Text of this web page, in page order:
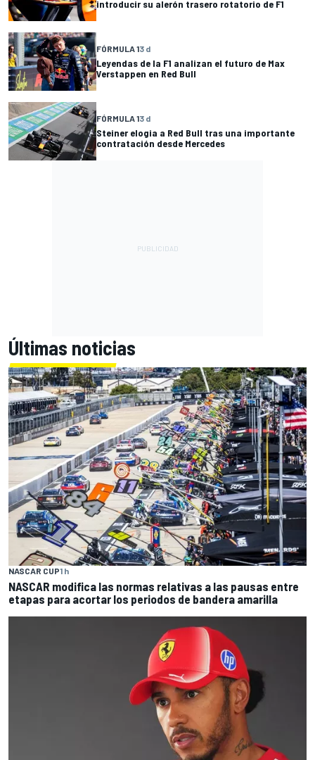
introducir su alerón trasero rotatorio de F1
FÓRMULA 13 d
Leyendas de la F1 analizan el futuro de Max
Verstappen en Red Bull
FÓRMULA 13 d
Steiner elogia a Red Bull tras una importante
contratación desde Mercedes
Últimas noticias
NASCAR CUP1 h
NASCAR modifica las normas relativas a las pausas entre
etapas para acortar los periodos de bandera amarilla